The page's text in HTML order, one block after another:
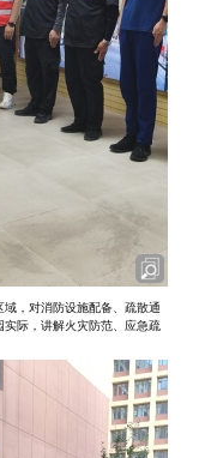
，对消防设施配备、疏散通
际，讲解火灾防范、应急疏